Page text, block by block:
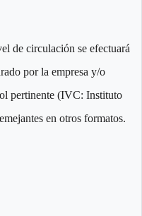
de circulación se efectuará
por la empresa y/o
pertinente (IVC: Instituto
en otros formatos.